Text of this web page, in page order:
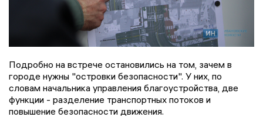
Подробно на встрече остановились на том, зачем в
городе нужны "островки безопасности". У них, по
словам начальника управления благоустройства, две
функции - разделение транспортных потоков и
повышение безопасности движения.